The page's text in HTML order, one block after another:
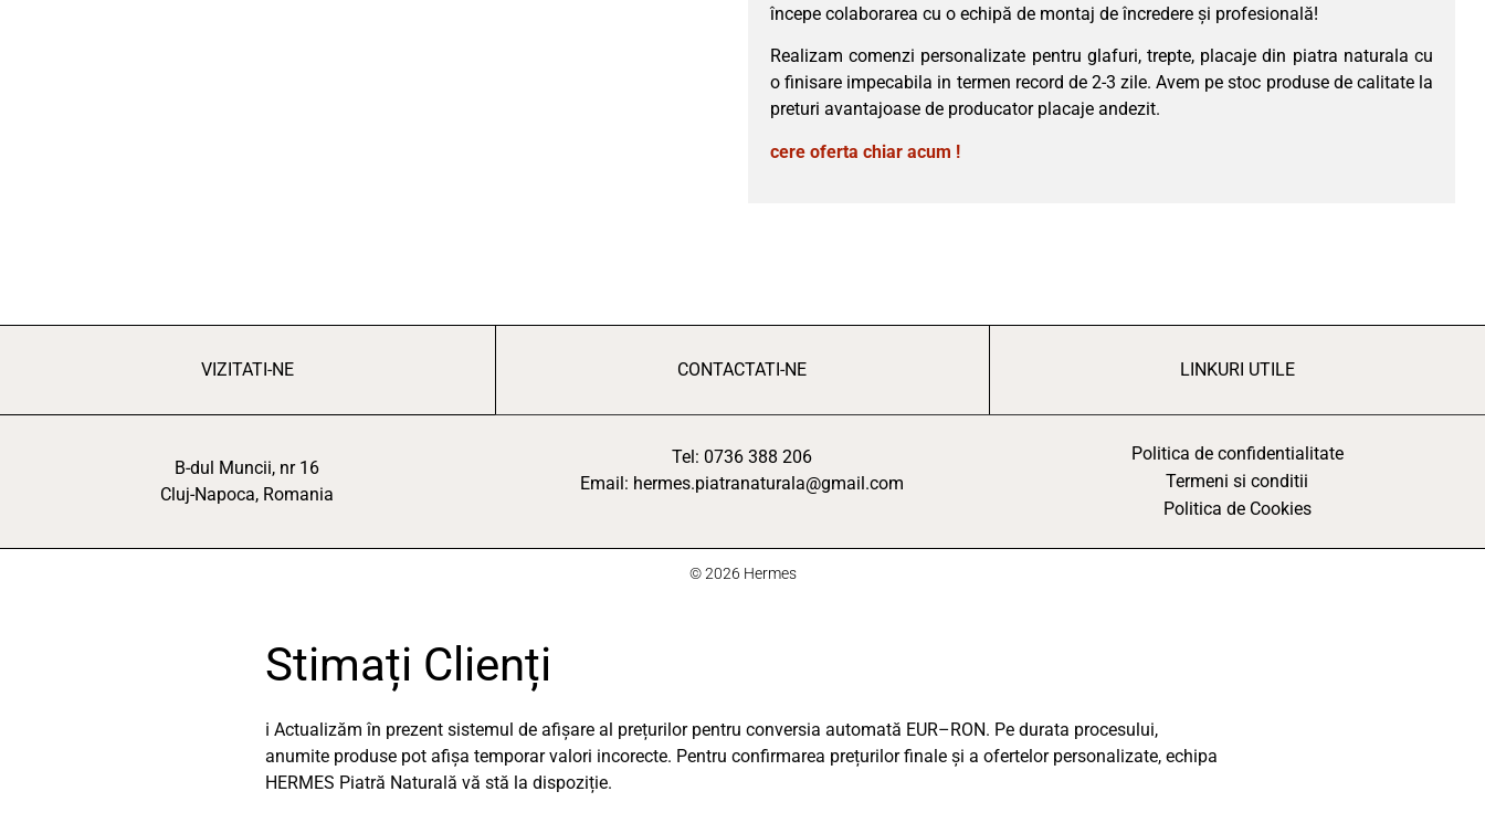
începe colaborarea cu o echipă de montaj de încredere și profesională!
Realizam comenzi personalizate pentru glafuri, trepte, placaje din piatra naturala cu
o finisare impecabila in termen record de 2-3 zile. Avem pe stoc produse de calitate la
preturi avantajoase de producator placaje andezit.
cere oferta chiar acum !
VIZITATI-NE
B-dul Muncii, nr 16
Cluj-Napoca, Romania
CONTACTATI-NE
Tel: 0736 388 206
Email: hermes.piatranaturala@gmail.com
LINKURI UTILE
Politica de confidentialitate
Termeni si conditii
Politica de Cookies
© 2026 Hermes
Stimați Clienți
ℹ️ Actualizăm în prezent sistemul de afișare al prețurilor pentru conversia automată EUR–RON. Pe durata procesului,
anumite produse pot afișa temporar valori incorecte. Pentru confirmarea prețurilor finale și a ofertelor personalizate, echipa
HERMES Piatră Naturală vă stă la dispoziție.